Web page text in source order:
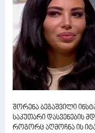
შორენა ბეგაშვილი
საკუთარი დასვენების
როგორც აღმოჩნა ის